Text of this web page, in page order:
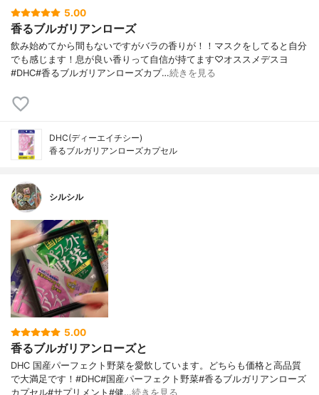
5.00
香るブルガリアンローズ
飲み始めてから間もないですがバラの香りが！！マスクをしてると自分
でも感じます！息が良い香りって自信が持てます♡オススメデスヨ
#DHC#香るブルガリアンローズカプ…続きを見る
DHC(ディーエイチシー)
香るブルガリアンローズカプセル
シルシル
5.00
香るブルガリアンローズと
DHC 国産パーフェクト野菜を愛飲しています。どちらも価格と高品質
で大満足です！#DHC#国産パーフェクト野菜#香るブルガリアンローズ
カプセル#サプリメント#健…続きを見る